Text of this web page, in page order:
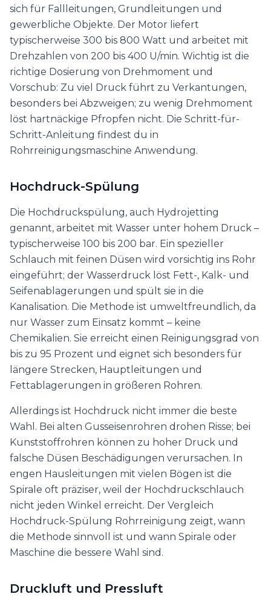
sich für Fallleitungen, Grundleitungen und
gewerbliche Objekte. Der Motor liefert
typischerweise 300 bis 800 Watt und arbeitet mit
Drehzahlen von 200 bis 400 U/min. Wichtig ist die
richtige Dosierung von Drehmoment und
Vorschub: Zu viel Druck führt zu Verkantungen,
besonders bei Abzweigen; zu wenig Drehmoment
löst hartnäckige Pfropfen nicht. Die Schritt-für-
Schritt-Anleitung findest du in
Rohrreinigungsmaschine Anwendung.
Hochdruck-Spülung
Die Hochdruckspülung, auch Hydrojetting
genannt, arbeitet mit Wasser unter hohem Druck –
typischerweise 100 bis 200 bar. Ein spezieller
Schlauch mit feinen Düsen wird vorsichtig ins Rohr
eingeführt; der Wasserdruck löst Fett-, Kalk- und
Seifenablagerungen und spült sie in die
Kanalisation. Die Methode ist umweltfreundlich, da
nur Wasser zum Einsatz kommt – keine
Chemikalien. Sie erreicht einen Reinigungsgrad von
bis zu 95 Prozent und eignet sich besonders für
längere Strecken, Hauptleitungen und
Fettablagerungen in größeren Rohren.
Allerdings ist Hochdruck nicht immer die beste
Wahl. Bei alten Gusseisenrohren drohen Risse; bei
Kunststoffrohren können zu hoher Druck und
falsche Düsen Beschädigungen verursachen. In
engen Hausleitungen mit vielen Bögen ist die
Spirale oft präziser, weil der Hochdruckschlauch
nicht jeden Winkel erreicht. Der Vergleich
Hochdruck-Spülung Rohrreinigung zeigt, wann
die Methode sinnvoll ist und wann Spirale oder
Maschine die bessere Wahl sind.
Druckluft und Pressluft